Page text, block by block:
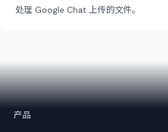
处理 Google Chat 上传的文件。
产品